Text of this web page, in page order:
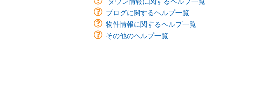
ブログに関するヘルプ一覧
物件情報に関するヘルプ一覧
その他のヘルプ一覧